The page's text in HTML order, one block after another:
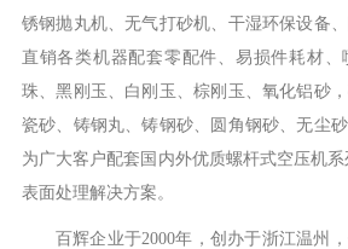
锈钢抛丸机、无气打砂机、干湿环保设备
直销各类机器配套零配件、易损件耗材
珠、黑刚玉、白刚玉、棕刚玉、氧化铝砂
瓷砂、铸钢丸、铸钢砂、圆角钢砂、无尘
为广大客户配套国内外优质螺杆式空压机
表面处理解决方案。
百辉企业于2000年，创办于浙江温州